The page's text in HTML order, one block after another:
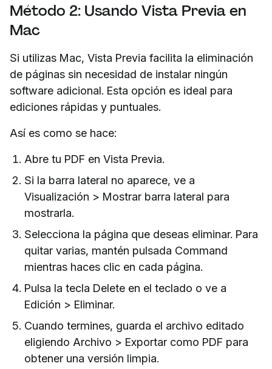
Método 2: Usando Vista Previa en
Mac
Si utilizas Mac, Vista Previa facilita la eliminación
de páginas sin necesidad de instalar ningún
software adicional. Esta opción es ideal para
ediciones rápidas y puntuales.
Así es como se hace:
Abre tu PDF en Vista Previa.
Si la barra lateral no aparece, ve a
Visualización > Mostrar barra lateral para
mostrarla.
Selecciona la página que deseas eliminar. Para
quitar varias, mantén pulsada Command
mientras haces clic en cada página.
Pulsa la tecla Delete en el teclado o ve a
Edición > Eliminar.
Cuando termines, guarda el archivo editado
eligiendo Archivo > Exportar como PDF para
obtener una versión limpia.